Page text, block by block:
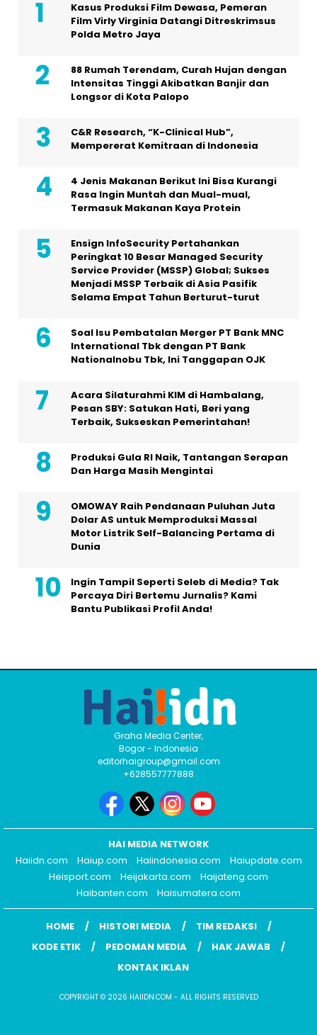
Kasus Produksi Film Dewasa, Pemeran
Film Virly Virginia Datangi Ditreskrimsus
Polda Metro Jaya
88 Rumah Terendam, Curah Hujan dengan
Intensitas Tinggi Akibatkan Banjir dan
Longsor di Kota Palopo
C&R Research, “K-Clinical Hub”,
Mempererat Kemitraan di Indonesia
4 Jenis Makanan Berikut Ini Bisa Kurangi
Rasa Ingin Muntah dan Mual-mual,
Termasuk Makanan Kaya Protein
Ensign InfoSecurity Pertahankan
Peringkat 10 Besar Managed Security
Service Provider (MSSP) Global; Sukses
Menjadi MSSP Terbaik di Asia Pasifik
Selama Empat Tahun Berturut-turut
Soal Isu Pembatalan Merger PT Bank MNC
International Tbk dengan PT Bank
Nationalnobu Tbk, Ini Tanggapan OJK
Acara Silaturahmi KIM di Hambalang,
Pesan SBY: Satukan Hati, Beri yang
Terbaik, Sukseskan Pemerintahan!
Produksi Gula RI Naik, Tantangan Serapan
Dan Harga Masih Mengintai
OMOWAY Raih Pendanaan Puluhan Juta
Dolar AS untuk Memproduksi Massal
Motor Listrik Self-Balancing Pertama di
Dunia
Ingin Tampil Seperti Seleb di Media? Tak
Percaya Diri Bertemu Jurnalis? Kami
Bantu Publikasi Profil Anda!
Graha Media Center,
Bogor - Indonesia
editorhaigroup@gmail.com
+628557777888
HAI MEDIA NETWORK
Haiidn.com
Haiup.com Haiindonesia.com
Haiupdate.com
Heisport.com
Heijakarta.com
Haijateng.com
Haibanten.com
Haisumatera.com
HOME HISTORI MEDIA
TIM REDAKSI
KODE ETIK
PEDOMAN MEDIA
HAK JAWAB
KONTAK IKLAN
COPYRIGHT © 2026 HAIIDN.COM - ALL RIGHTS RESERVED